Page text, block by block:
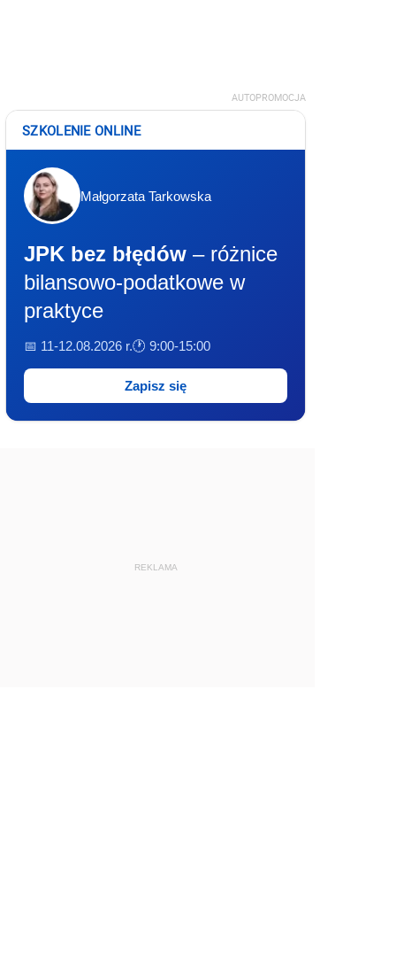
AUTOPROMOCJA
SZKOLENIE ONLINE
Małgorzata Tarkowska
JPK bez błędów – różnice
bilansowo-podatkowe w
praktyce
📅 11-12.08.2026 r.🕐 9:00-15:00
Zapisz się
REKLAMA